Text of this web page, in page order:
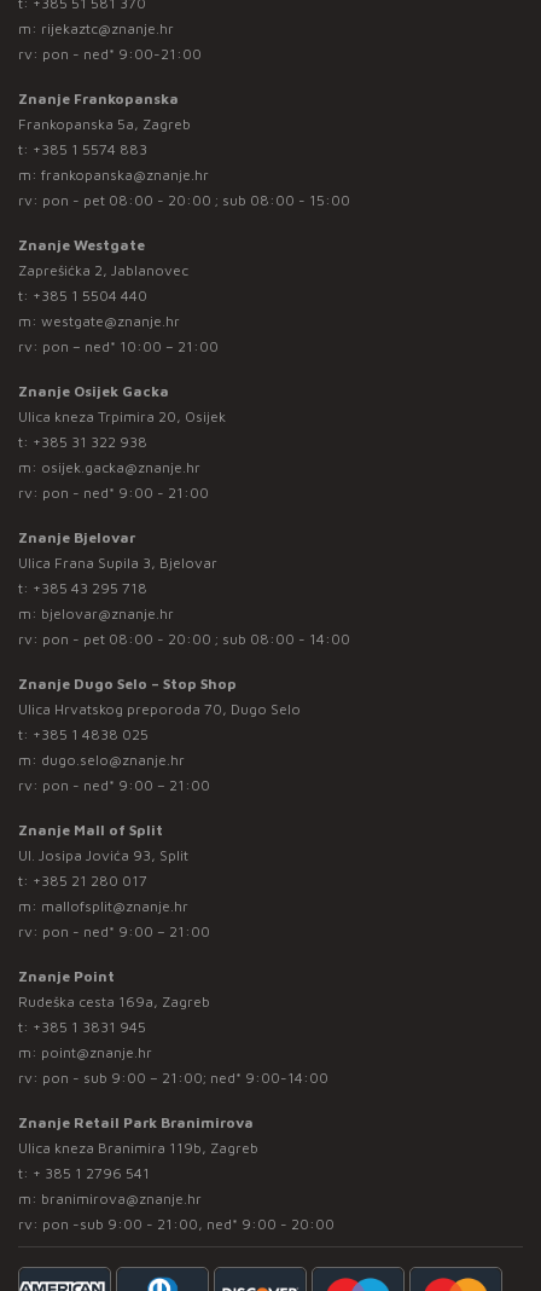
m: rijekaztc@znanje.hr
rv: pon - ned* 9:00-21:00
Znanje Frankopanska
Frankopanska 5a, Zagreb
t: +385 1 5574 883
m: frankopanska@znanje.hr
rv: pon - pet 08:00 - 20:00 ; sub 08:00 - 15:00
Znanje Westgate
Zaprešićka 2, Jablanovec
t: +385 1 5504 440
m: westgate@znanje.hr
rv: pon – ned* 10:00 – 21:00
Znanje Osijek Gacka
Ulica kneza Trpimira 20, Osijek
t: +385 31 322 938
m: osijek.gacka@znanje.hr
rv: pon - ned* 9:00 - 21:00
Znanje Bjelovar
Ulica Frana Supila 3, Bjelovar
t: +385 43 295 718
m: bjelovar@znanje.hr
rv: pon - pet 08:00 - 20:00 ; sub 08:00 - 14:00
Znanje Dugo Selo – Stop Shop
Ulica Hrvatskog preporoda 70, Dugo Selo
t: +385 1 4838 025
m: dugo.selo@znanje.hr
rv: pon - ned* 9:00 – 21:00
Znanje Mall of Split
Ul. Josipa Jovića 93, Split
t: +385 21 280 017
m: mallofsplit@znanje.hr
rv: pon - ned* 9:00 – 21:00
Znanje Point
Rudeška cesta 169a, Zagreb
t: +385 1 3831 945
m: point@znanje.hr
rv: pon - sub 9:00 – 21:00; ned* 9:00-14:00
Znanje Retail Park Branimirova
Ulica kneza Branimira 119b, Zagreb
t: + 385 1 2796 541
m: branimirova@znanje.hr
rv: pon -sub 9:00 - 21:00, ned* 9:00 - 20:00